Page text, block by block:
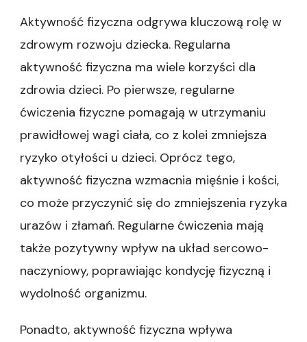
Aktywność fizyczna odgrywa kluczową rolę w
zdrowym rozwoju dziecka. Regularna
aktywność fizyczna ma wiele korzyści dla
zdrowia dzieci. Po pierwsze, regularne
ćwiczenia fizyczne pomagają w utrzymaniu
prawidłowej wagi ciała, co z kolei zmniejsza
ryzyko otyłości u dzieci. Oprócz tego,
aktywność fizyczna wzmacnia mięśnie i kości,
co może przyczynić się do zmniejszenia ryzyka
urazów i złamań. Regularne ćwiczenia mają
także pozytywny wpływ na układ sercowo-
naczyniowy, poprawiając kondycję fizyczną i
wydolność organizmu.
Ponadto, aktywność fizyczna wpływa